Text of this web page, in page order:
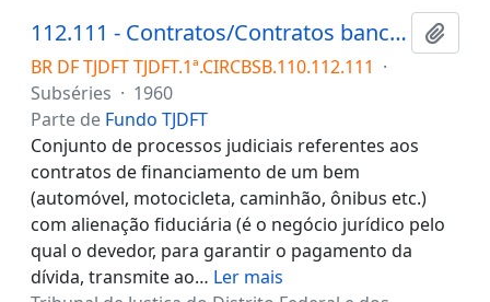
112.111 - Contratos/Contratos bancários/Financiamento/Alienação fiduciária, leasing, reserva de domínio
BR DF TJDFT TJDFT.1ª.CIRCBSB.110.112.111 ·
Subséries · 1960
Parte de Fundo TJDFT
Conjunto de processos judiciais referentes aos
contratos de financiamento de um bem
(automóvel, motocicleta, caminhão, ônibus etc.)
com alienação fiduciária (é o negócio jurídico pelo
qual o devedor, para garantir o pagamento da
dívida, transmite ao… Ler mais